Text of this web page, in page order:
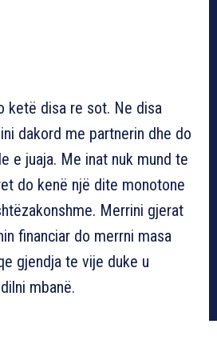
ketë disa re sot. Ne disa
dakord me partnerin dhe do
e juaja. Me inat nuk mund te
do kenë një dite monotone
Merrini gjerat
financiar do merrni masa
gjendja te vije duke u
mbanë.